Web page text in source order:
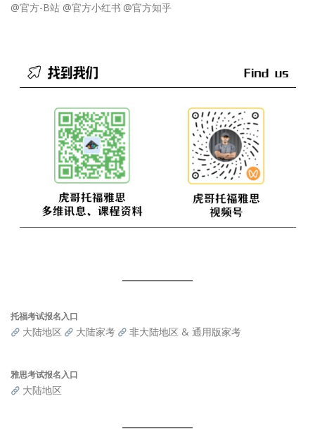
@官方-B站 @官方小红书 @官方知乎
托福考试报名入口
大陆地区 大陆家考 非大陆地区 & 通用版家考
雅思考试报名入口
大陆地区